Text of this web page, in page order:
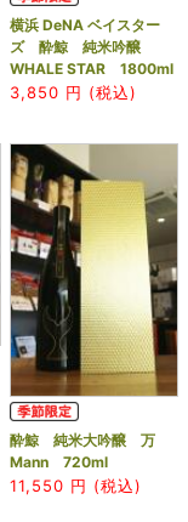
横浜 DeNA ベイスター
ズ 酔鯨 純米吟醸
WHALE STAR 1800ml
3,850 円 (税込)
酔鯨 純米大吟醸 万
Mann 720ml
11,550 円 (税込)